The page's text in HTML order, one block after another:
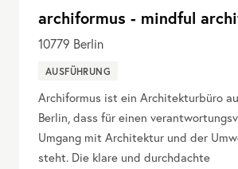
archiformus - mindful
10779 Berlin
AUSFÜHRUNG
Archiformus ist ein Architekturbüro
Berlin, dass für einen
Umgang mit Architektur und der
steht. Die klare und durchdachte